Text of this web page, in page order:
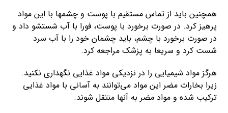
همچنین باید از تماس مستقیم با پوست و چشمها با این مواد
پرهیز کرد. در صورت برخورد با پوست، فورا با آب شستشو داد و
در صورت برخورد با چشم، باید چشمان خود را با آب سرد
شست کرد و سریعا به پزشک مراجعه کرد.
هرگز مواد شیمیایی را در نزدیکی مواد غذایی نگهداری نکنید.
زیرا بخارات مضر این مواد می‌توانند به آسانی با مواد غذایی
ترکیب شده و مواد مضر به آنها منتقل شوند.